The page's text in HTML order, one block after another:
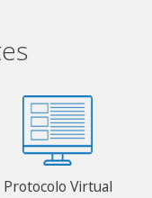
Protocolo Virtual